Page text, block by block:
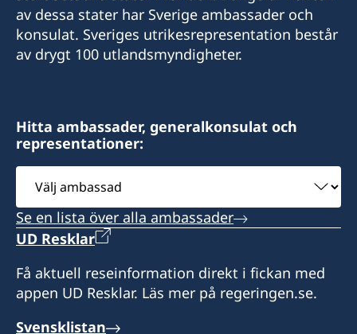
av dessa stater har Sverige ambassader och
konsulat. Sveriges utrikesrepresentation består
av drygt 100 utlandsmyndigheter.
Hitta ambassader, generalkonsulat och
representationer:
Välj
ambassad
Se en lista över alla ambassader
UD Resklar
Få aktuell reseinformation direkt i fickan med
appen UD Resklar. Läs mer på regeringen.se.
Svensklistan